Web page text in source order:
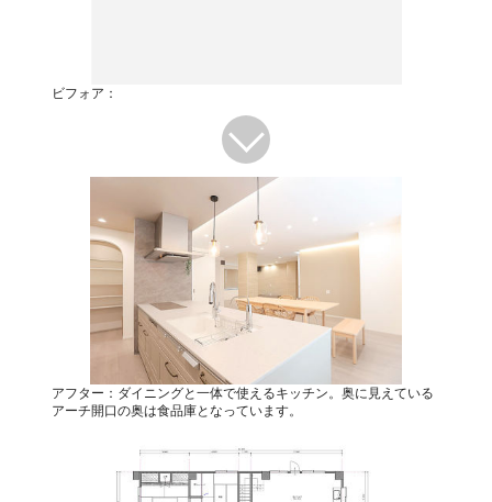
ビフォア：
アフター：ダイニングと一体で使えるキッチン。奥に見えている
アーチ開口の奥は食品庫となっています。